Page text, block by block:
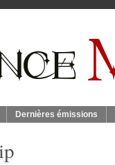
Dernières émissions